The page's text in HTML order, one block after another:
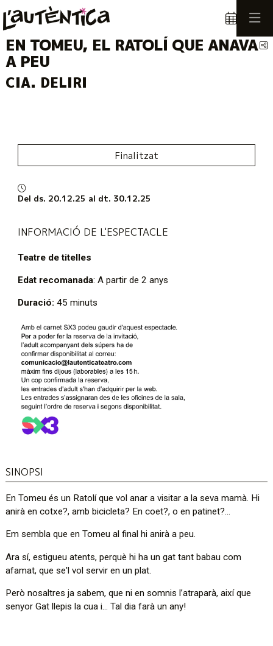
EN TOMEU, EL RATOLÍ QUE ANAVA
A PEU
CIA. DELIRI
Finalitzat
Del ds. 20.12.25 al dt. 30.12.25
INFORMACIÓ DE L'ESPECTACLE
Teatre de titelles
Edat recomanada: A partir de 2 anys
Duració:45 minuts
SINOPSI
En Tomeu és un Ratolí que vol anar a visitar a la seva mamà. Hi
anirà en cotxe?, amb bicicleta? En coet?, o en patinet?...
Em sembla que en Tomeu al final hi anirà a peu.
Ara sí, estigueu atents, perquè hi ha un gat tant babau com
afamat, que se'l vol servir en un plat.
Però nosaltres ja sabem, que ni en somnis l’atraparà, així que
senyor Gat llepis la cua i... Tal dia farà un any!